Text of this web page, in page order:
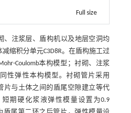
Full size
、注浆层、盾构机以及地层空洞均
缩积分单元C3D8R。在盾构施工过
Coulomb本构模型；衬砌、注浆
性弹性本构模型。衬砌管片采用
片与土体之间的盾尾空隙建立等代
期硬化浆液弹性模量设置为0.9